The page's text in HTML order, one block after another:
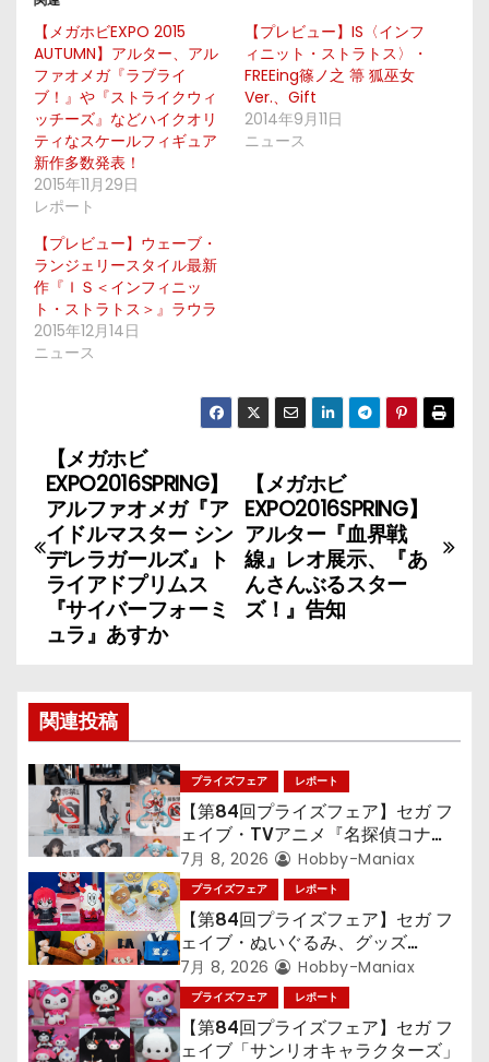
【メガホビEXPO 2015
AUTUMN】アルター、アル
ファオメガ『ラブライ
ブ！』や『ストライクウィ
ッチーズ』などハイクオリ
ティなスケールフィギュア
新作多数発表！
2015年11月29日
レポート
【プレビュー】IS〈インフ
ィニット・ストラトス〉・
FREEing篠ノ之 箒 狐巫女
Ver.、Gift
2014年9月11日
ニュース
【プレビュー】ウェーブ・
ランジェリースタイル最新
作『ＩＳ＜インフィニッ
ト・ストラトス＞』ラウラ
2015年12月14日
ニュース
投
稿
ナ
ビ
ゲ
ー
シ
ョ
ン
【メガホビ
EXPO2016SPRING】
アルター『血界戦
線』レオ展示、『あ
んさんぶるスター
ズ！』告知
【メガホビ
EXPO2016SPRING】
アルファオメガ『ア
イドルマスター シン
デレラガールズ』ト
ライアドプリムス
『サイバーフォーミ
ュラ』あすか
関連投稿
プライズフェア レポート
【第84回プライズフェア】セガ フ
ェイブ・TVアニメ『名探偵コナ
ン』TVアニメ『呪術廻戦』『〈物
語〉シリーズ』「初音ミク」
7月 8, 2026 Hobby-Maniax
プライズフェア レポート
【第84回プライズフェア】セガ フ
ェイブ・ぬいぐるみ、グッズ
『LiSA』『ミニオン』『おさるの
ジョージ』『ポケットモンスター』
7月 8, 2026 Hobby-Maniax
プライズフェア レポート
【第84回プライズフェア】セガ フ
ェイブ「サンリオキャラクターズ」